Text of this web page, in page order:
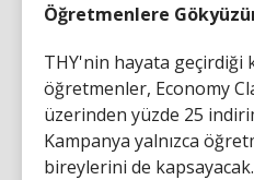
Öğretmenlere
THY'nin hayata geçirdiği
öğretmenler, Economy
üzerinden yüzde 25
Kampanya yalnızca
bireylerini de kapsayacak.